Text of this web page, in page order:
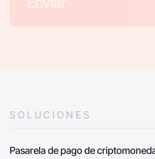
SOLUCIONES
Pasarela de pago de